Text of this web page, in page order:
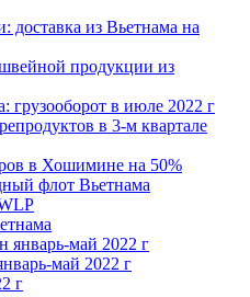
доставка из Вьетнама на
продукции из
грузооборот в июле 2022 г
в 3-м квартале
в Хошимине на 50%
флот Вьетнама
январь-май 2022 г
май 2022 г
г